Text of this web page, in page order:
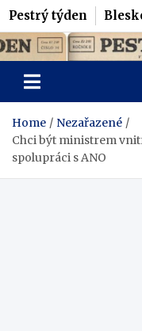
Pestrý týden
Skip
to
content
Pestrý
Home
Nezařazené
Chci být ministrem
spolupráci s ANO